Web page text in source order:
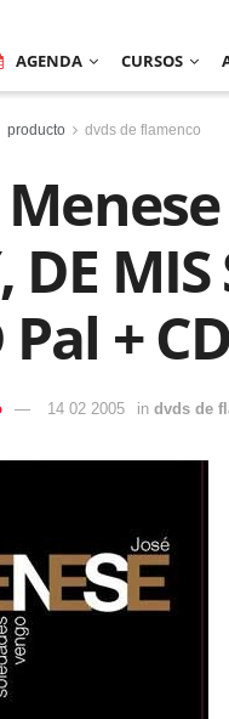
AGENDA CURSOS
producto dvds de flamenco
Menese
DE MIS
Pal + CD
14 02 2005 in dvds de